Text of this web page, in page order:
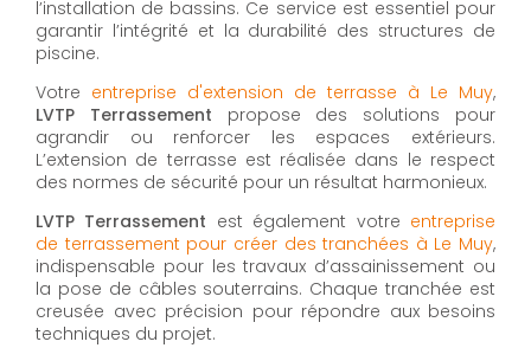
l’installation de bassins. Ce service est essentiel pour
garantir l’intégrité et la durabilité des structures de
piscine.
Votre entreprise d'extension de terrasse à Le Muy,
LVTP Terrassement propose des solutions pour
agrandir ou renforcer les espaces extérieurs.
L’extension de terrasse est réalisée dans le respect
des normes de sécurité pour un résultat harmonieux.
LVTP Terrassement est également votre entreprise
de terrassement pour créer des tranchées à Le Muy,
indispensable pour les travaux d’assainissement ou
la pose de câbles souterrains. Chaque tranchée est
creusée avec précision pour répondre aux besoins
techniques du projet.